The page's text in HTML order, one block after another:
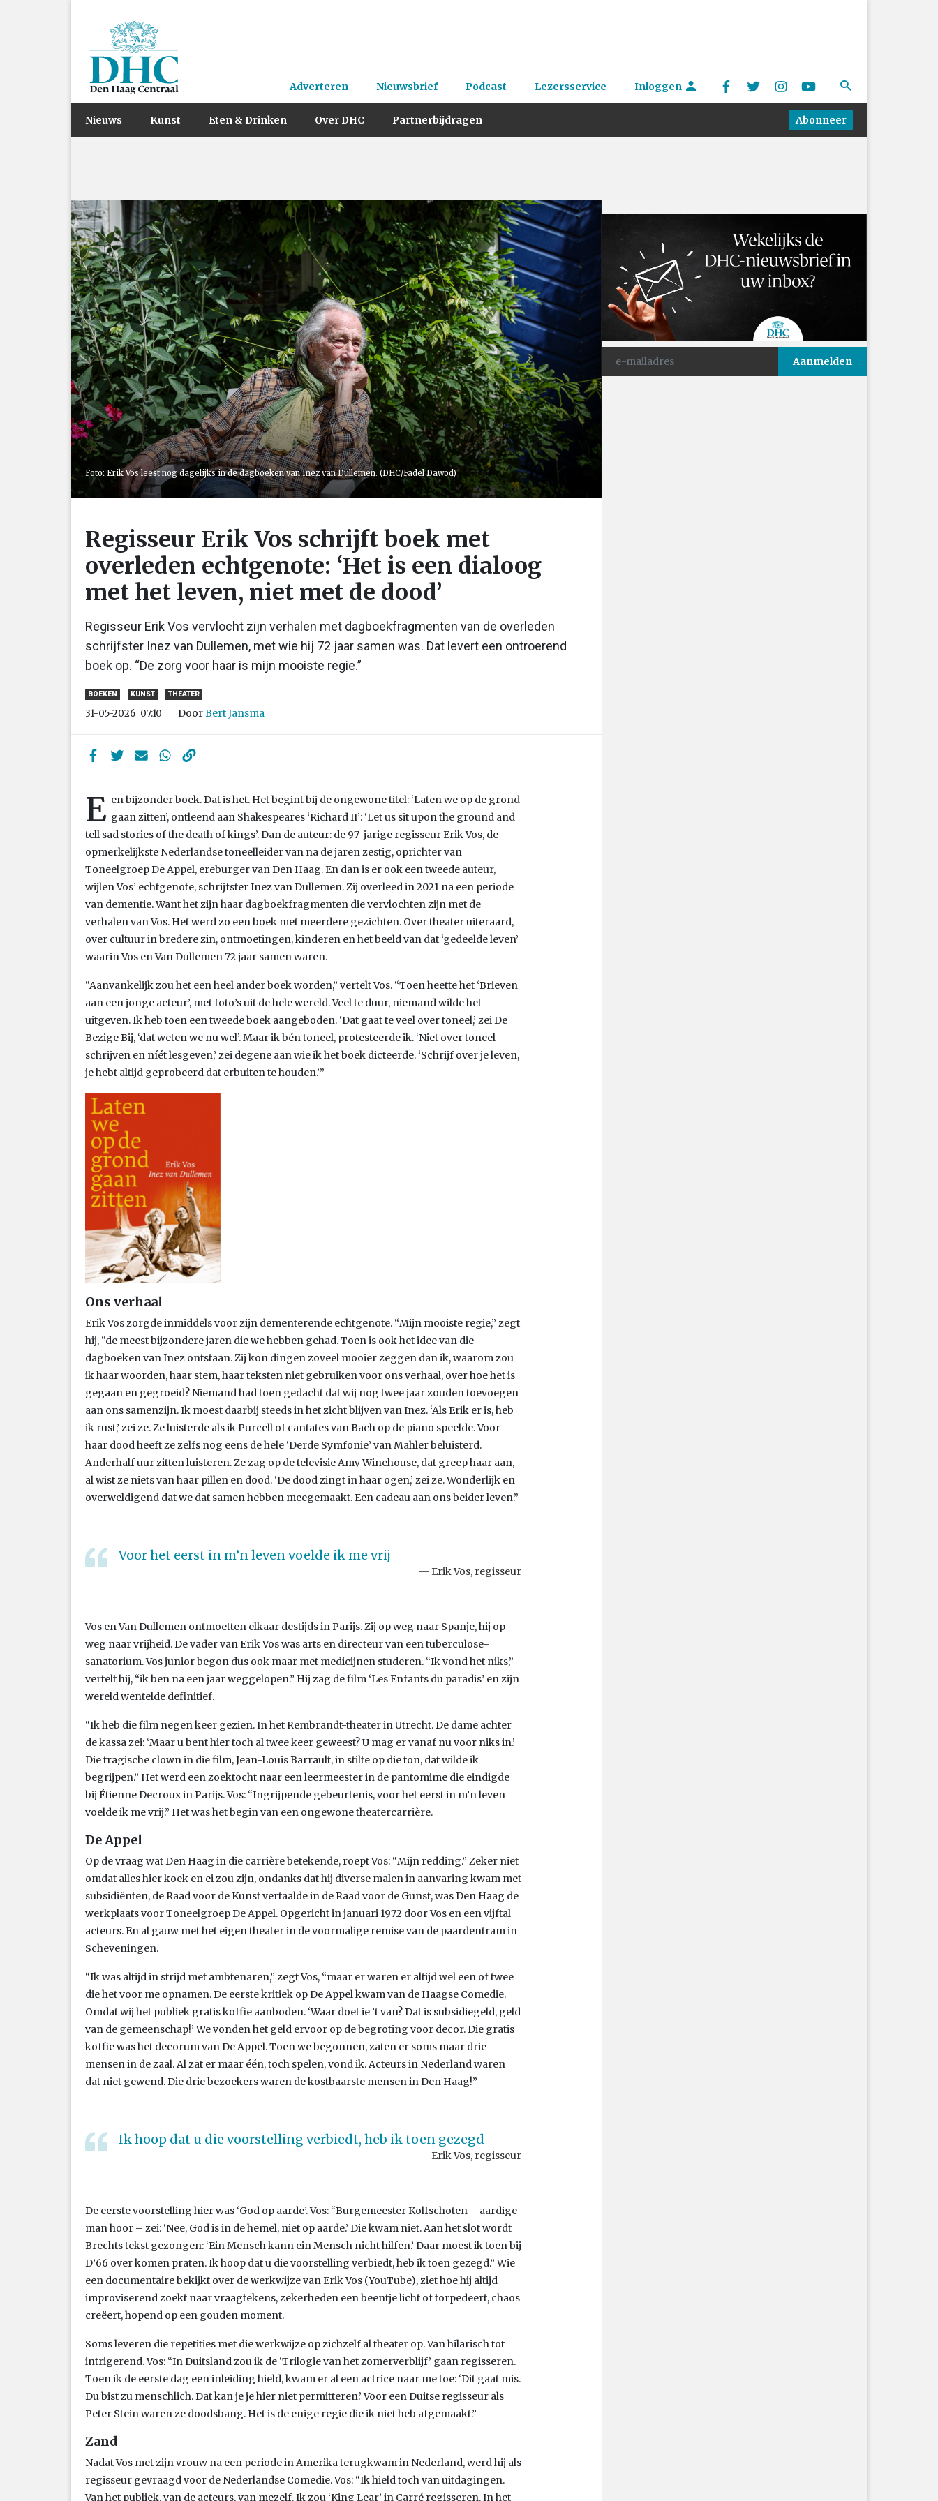
Adverteren Nieuwsbrief Podcast Lezersservice Inloggen
Nieuws Kunst Eten & Drinken Over DHC Partnerbijdragen Abonneer
Foto: Erik Vos leest nog dagelijks in de dagboeken van Inez van Dullemen. (DHC/Fadel Dawod)
Regisseur Erik Vos schrijft boek met
overleden echtgenote: ‘Het is een dialoog
met het leven, niet met de dood’
Regisseur Erik Vos vervlocht zijn verhalen met dagboekfragmenten van de overleden
schrijfster Inez van Dullemen, met wie hij 72 jaar samen was. Dat levert een ontroerend
boek op. “De zorg voor haar is mijn mooiste regie.”
BOEKEN KUNST THEATER
31-05-2026 07:10 DoorBert Jansma
E en bijzonder boek. Dat is het. Het begint bij de ongewone titel: ‘Laten we op de grond
gaan zitten’, ontleend aan Shakespeares ‘Richard II’: ‘Let us sit upon the ground and
tell sad stories of the death of kings’. Dan de auteur: de 97-jarige regisseur Erik Vos, de
opmerkelijkste Nederlandse toneelleider van na de jaren zestig, oprichter van
Toneelgroep De Appel, ereburger van Den Haag. En dan is er ook een tweede auteur,
wijlen Vos’ echtgenote, schrijfster Inez van Dullemen. Zij overleed in 2021 na een periode
van dementie. Want het zijn haar dagboekfragmenten die vervlochten zijn met de
verhalen van Vos. Het werd zo een boek met meerdere gezichten. Over theater uiteraard,
over cultuur in bredere zin, ontmoetingen, kinderen en het beeld van dat ‘gedeelde leven’
waarin Vos en Van Dullemen 72 jaar samen waren.
“Aanvankelijk zou het een heel ander boek worden,” vertelt Vos. “Toen heette het ‘Brieven
aan een jonge acteur’, met foto’s uit de hele wereld. Veel te duur, niemand wilde het
uitgeven. Ik heb toen een tweede boek aangeboden. ‘Dat gaat te veel over toneel,’ zei De
Bezige Bij, ‘dat weten we nu wel’. Maar ik bén toneel, protesteerde ik. ‘Niet over toneel
schrijven en níét lesgeven,’ zei degene aan wie ik het boek dicteerde. ‘Schrijf over je leven,
je hebt altijd geprobeerd dat erbuiten te houden.’”
Ons verhaal
Erik Vos zorgde inmiddels voor zijn dementerende echtgenote. “Mijn mooiste regie,” zegt
hij, “de meest bijzondere jaren die we hebben gehad. Toen is ook het idee van die
dagboeken van Inez ontstaan. Zij kon dingen zoveel mooier zeggen dan ik, waarom zou
ik haar woorden, haar stem, haar teksten niet gebruiken voor ons verhaal, over hoe het is
gegaan en gegroeid? Niemand had toen gedacht dat wij nog twee jaar zouden toevoegen
aan ons samenzijn. Ik moest daarbij steeds in het zicht blijven van Inez. ‘Als Erik er is, heb
ik rust,’ zei ze. Ze luisterde als ik Purcell of cantates van Bach op de piano speelde. Voor
haar dood heeft ze zelfs nog eens de hele ‘Derde Symfonie’ van Mahler beluisterd.
Anderhalf uur zitten luisteren. Ze zag op de televisie Amy Winehouse, dat greep haar aan,
al wist ze niets van haar pillen en dood. ‘De dood zingt in haar ogen,’ zei ze. Wonderlijk en
overweldigend dat we dat samen hebben meegemaakt. Een cadeau aan ons beider leven.”
Voor het eerst in m’n leven voelde ik me vrij
Erik Vos, regisseur
Vos en Van Dullemen ontmoetten elkaar destijds in Parijs. Zij op weg naar Spanje, hij op
weg naar vrijheid. De vader van Erik Vos was arts en directeur van een tuberculose-
sanatorium. Vos junior begon dus ook maar met medicijnen studeren. “Ik vond het niks,”
vertelt hij, “ik ben na een jaar weggelopen.” Hij zag de film ‘Les Enfants du paradis’ en zijn
wereld wentelde definitief.
“Ik heb die film negen keer gezien. In het Rembrandt-theater in Utrecht. De dame achter
de kassa zei: ‘Maar u bent hier toch al twee keer geweest? U mag er vanaf nu voor niks in.’
Die tragische clown in die film, Jean-Louis Barrault, in stilte op die ton, dat wilde ik
begrijpen.” Het werd een zoektocht naar een leermeester in de pantomime die eindigde
bij Étienne Decroux in Parijs. Vos: “Ingrijpende gebeurtenis, voor het eerst in m’n leven
voelde ik me vrij.” Het was het begin van een ongewone theatercarrière.
De Appel
Op de vraag wat Den Haag in die carrière betekende, roept Vos: “Mijn redding.” Zeker niet
omdat alles hier koek en ei zou zijn, ondanks dat hij diverse malen in aanvaring kwam met
subsidiënten, de Raad voor de Kunst vertaalde in de Raad voor de Gunst, was Den Haag de
werkplaats voor Toneelgroep De Appel. Opgericht in januari 1972 door Vos en een vijftal
acteurs. En al gauw met het eigen theater in de voormalige remise van de paardentram in
Scheveningen.
“Ik was altijd in strijd met ambtenaren,” zegt Vos, “maar er waren er altijd wel een of twee
die het voor me opnamen. De eerste kritiek op De Appel kwam van de Haagse Comedie.
Omdat wij het publiek gratis koffie aanboden. ‘Waar doet ie ’t van? Dat is subsidiegeld, geld
van de gemeenschap!’ We vonden het geld ervoor op de begroting voor decor. Die gratis
koffie was het decorum van De Appel. Toen we begonnen, zaten er soms maar drie
mensen in de zaal. Al zat er maar één, toch spelen, vond ik. Acteurs in Nederland waren
dat niet gewend. Die drie bezoekers waren de kostbaarste mensen in Den Haag!”
Ik hoop dat u die voorstelling verbiedt, heb ik toen gezegd
Erik Vos, regisseur
De eerste voorstelling hier was ‘God op aarde’. Vos: “Burgemeester Kolfschoten – aardige
man hoor – zei: ‘Nee, God is in de hemel, niet op aarde.’ Die kwam niet. Aan het slot wordt
Brechts tekst gezongen: ‘Ein Mensch kann ein Mensch nicht hilfen.’ Daar moest ik toen bij
D’66 over komen praten. Ik hoop dat u die voorstelling verbiedt, heb ik toen gezegd.” Wie
een documentaire bekijkt over de werkwijze van Erik Vos (YouTube), ziet hoe hij altijd
improviserend zoekt naar vraagtekens, zekerheden een beentje licht of torpedeert, chaos
creëert, hopend op een gouden moment.
Soms leveren die repetities met die werkwijze op zichzelf al theater op. Van hilarisch tot
intrigerend. Vos: “In Duitsland zou ik de ‘Trilogie van het zomerverblijf’ gaan regisseren.
Toen ik de eerste dag een inleiding hield, kwam er al een actrice naar me toe: ‘Dit gaat mis.
Du bist zu menschlich. Dat kan je je hier niet permitteren.’ Voor een Duitse regisseur als
Peter Stein waren ze doodsbang. Het is de enige regie die ik niet heb afgemaakt.”
Zand
Nadat Vos met zijn vrouw na een periode in Amerika terugkwam in Nederland, werd hij als
regisseur gevraagd voor de Nederlandse Comedie. Vos: “Ik hield toch van uitdagingen.
Van het publiek, van de acteurs, van mezelf. Ik zou ‘King Lear’ in Carré regisseren. In het